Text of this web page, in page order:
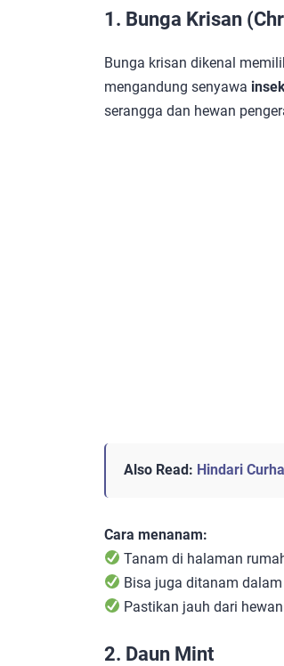
1. Bunga Krisan
Bunga krisan dikenal
mengandung senyawa
serangga dan hewan
Also Read: Hindari
Cara menanam:
Tanam di halaman
Bisa juga ditanam
Pastikan jauh dari
2. Daun Mint